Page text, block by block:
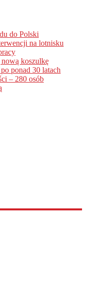
do Polski
na lotnisku
nową koszulkę
ponad 30 latach
– 280 osób